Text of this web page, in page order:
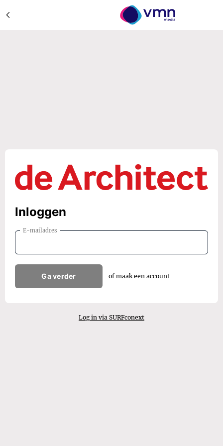
Inloggen
E-mailadres
Ga verder of maak een account
Log in via SURFconext